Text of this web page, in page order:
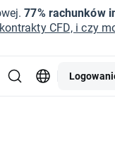
77% rachunków
CFD, i czy